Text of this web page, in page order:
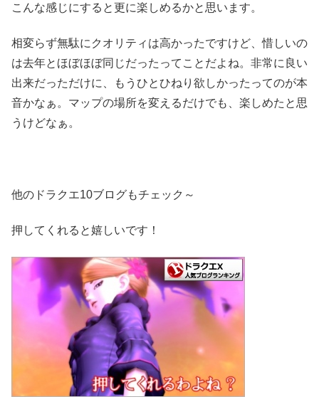
こんな感じにすると更に楽しめるかと思います。
相変らず無駄にクオリティは高かったですけど、惜しいの
は去年とほぼほぼ同じだったってことだよね。非常に良い
出来だっただけに、もうひとひねり欲しかったってのが本
音かなぁ。マップの場所を変えるだけでも、楽しめたと思
うけどなぁ。
他のドラクエ10ブログもチェック～
押してくれると嬉しいです！